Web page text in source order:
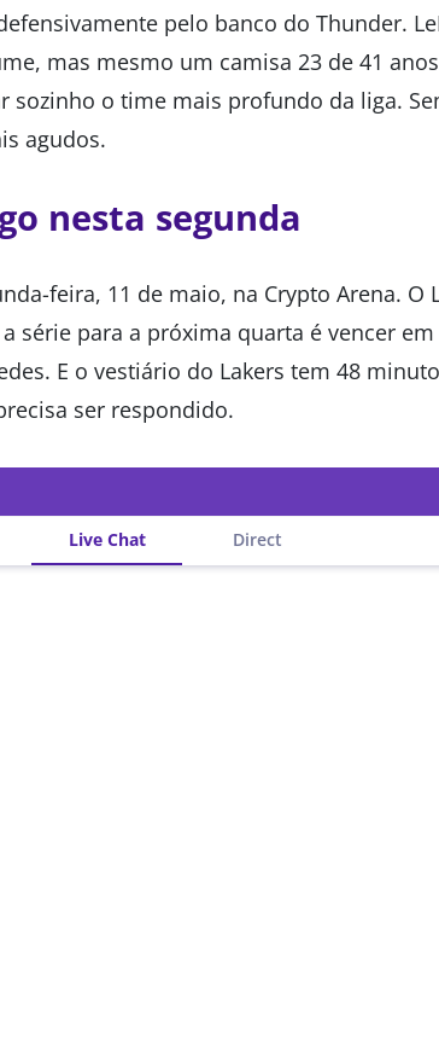
pelo banco do Thunder.
mas mesmo um camisa 23 de 41
sozinho o time mais profundo da liga.
agudos.
nesta segunda
feira, 11 de maio, na Crypto Arena. O
série para a próxima quarta é vencer em
E o vestiário do Lakers tem 48
ser respondido.
Live Chat Direct